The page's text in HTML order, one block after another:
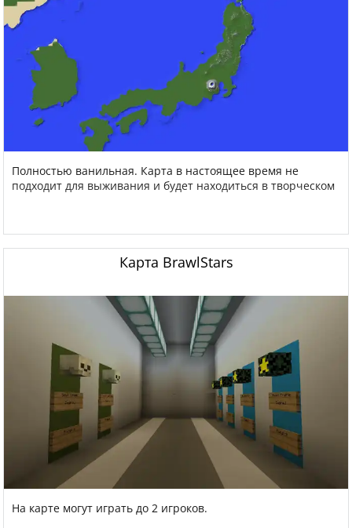
Полностью ванильная. Карта в настоящее время не
подходит для выживания и будет находиться в творческом
Карта BrawlStars
На карте могут играть до 2 игроков.